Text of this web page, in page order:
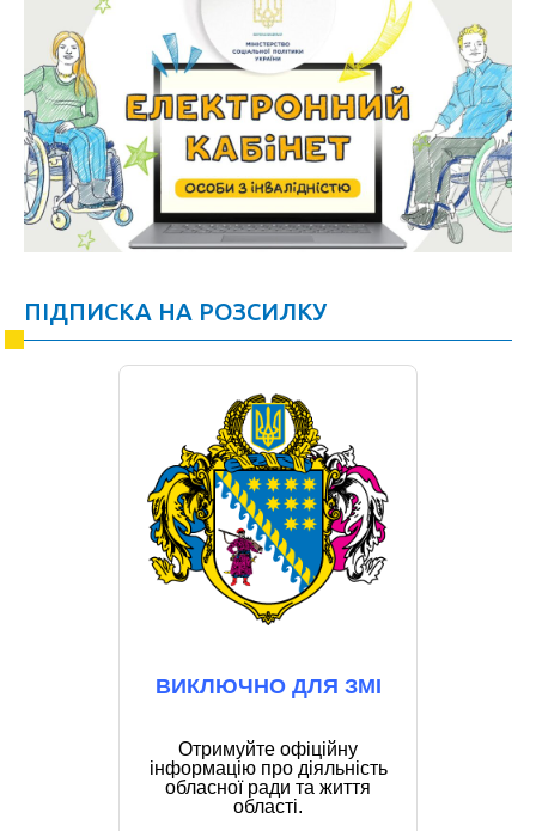
ПІДПИСКА НА РОЗСИЛКУ
ВИКЛЮЧНО ДЛЯ ЗМІ
Отримуйте офіційну
інформацію про діяльність
обласної ради та життя
області.